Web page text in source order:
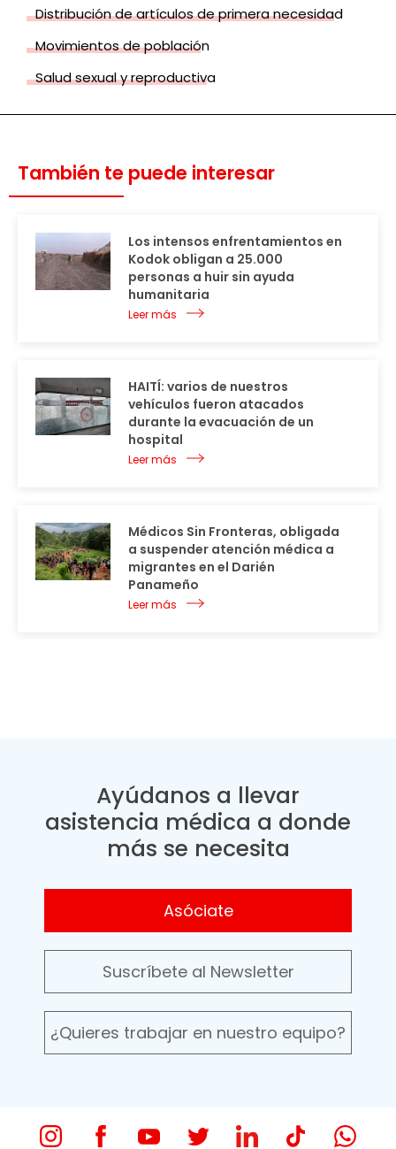
Distribución de artículos de primera necesidad
Movimientos de población
Salud sexual y reproductiva
También te puede interesar
Los intensos enfrentamientos en
Kodok obligan a 25.000
personas a huir sin ayuda
humanitaria
Leer más
HAITÍ: varios de nuestros
vehículos fueron atacados
durante la evacuación de un
hospital
Leer más
Médicos Sin Fronteras, obligada
a suspender atención médica a
migrantes en el Darién
Panameño
Leer más
Ayúdanos a llevar
asistencia médica a donde
más se necesita
Asóciate
Suscríbete al Newsletter
¿Quieres trabajar en nuestro equipo?